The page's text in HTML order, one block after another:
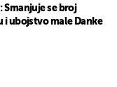
Smanjuje se broj
ubojstvo male Danke